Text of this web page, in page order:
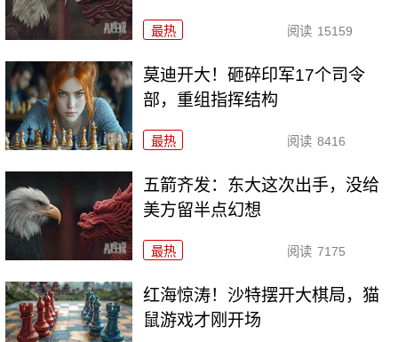
最热 阅读 15159
莫迪开大！砸碎印军17个司令
部，重组指挥结构
最热 阅读 8416
五箭齐发：东大这次出手，没给
美方留半点幻想
最热 阅读 7175
红海惊涛！沙特摆开大棋局，猫
鼠游戏才刚开场